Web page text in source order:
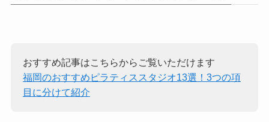
おすすめ記事はこちらからご覧いただけます
福岡のおすすめピラティススタジオ13選！3つの項
目に分けて紹介